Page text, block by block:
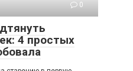
0
4 простых